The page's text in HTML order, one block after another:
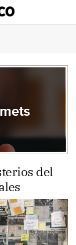
del